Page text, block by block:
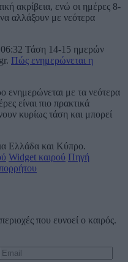
ακρίβεια, ενώ οι ημέρες 8-
αλλάξουν με νεότερα
Τάση 14-15 ημερών
Πώς ενημερώνεται η
με τα νεότερα
είναι πιο πρακτικά
κυρίως τάση και μπορεί
Ελλάδα και Κύπρο.
Widget καιρού Πηγή
που ευνοεί ο καιρός.